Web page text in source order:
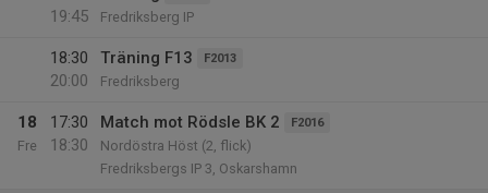
19:45
Fredriksberg IP
18:30
20:00
Träning F13 F2013
Fredriksberg
18
Fre
17:30
18:30
Match mot Rödsle BK 2 F2016
Nordöstra Höst (2, flick)
Fredriksbergs IP 3, Oskarshamn